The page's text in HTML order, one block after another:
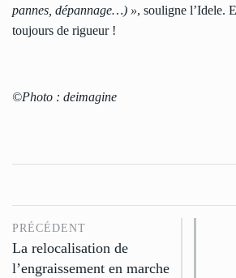
pannes, dépannage…) », souligne l’Idele.
toujours de rigueur !
©Photo : deimagine
PRÉCÉDENT
La relocalisation de
l’engraissement en marche